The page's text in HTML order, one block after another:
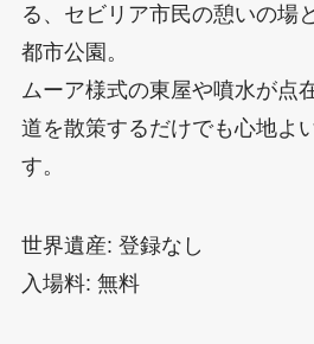
る、セビリア市民の憩いの場
都市公園。
ムーア様式の東屋や噴水が点
道を散策するだけでも心地よ
す。
世界遺産: 登録なし
入場料: 無料